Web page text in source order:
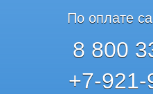
По оплате
8 800
+7-921-